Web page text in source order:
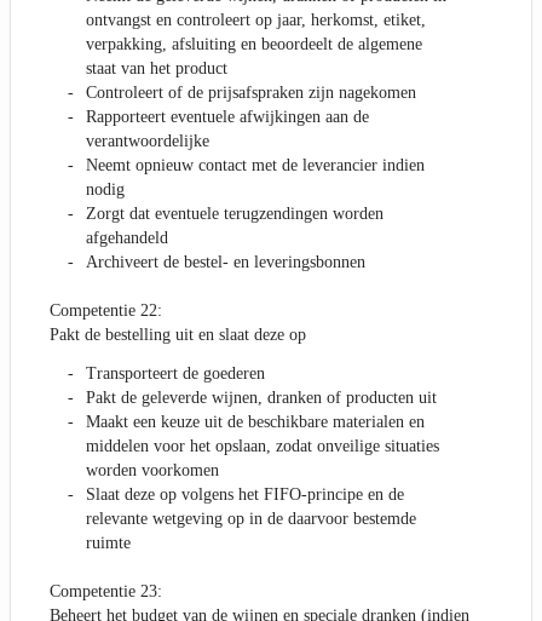
ontvangst en controleert op jaar, herkomst, etiket,
verpakking, afsluiting en beoordeelt de algemene
staat van het product
Controleert of de prijsafspraken zijn nagekomen
Rapporteert eventuele afwijkingen aan de
verantwoordelijke
Neemt opnieuw contact met de leverancier indien
nodig
Zorgt dat eventuele terugzendingen worden
afgehandeld
Archiveert de bestel- en leveringsbonnen
Competentie 22:
Pakt de bestelling uit en slaat deze op
Transporteert de goederen
Pakt de geleverde wijnen, dranken of producten uit
Maakt een keuze uit de beschikbare materialen en
middelen voor het opslaan, zodat onveilige situaties
worden voorkomen
Slaat deze op volgens het FIFO-principe en de
relevante wetgeving op in de daarvoor bestemde
ruimte
Competentie 23:
Beheert het budget van de wijnen en speciale dranken (indien